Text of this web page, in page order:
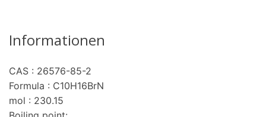
Informationen
CAS : 26576-85-2
Formula : C10H16BrN
mol : 230.15